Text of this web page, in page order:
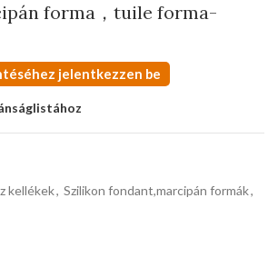
forma，tuile forma-
jelentkezzen be
kellékek, Szilikon fondant,marcipán formák,